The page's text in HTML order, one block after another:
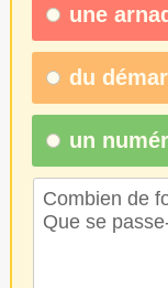
une
du
un